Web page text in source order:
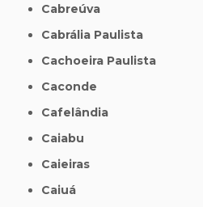
Cabreúva
Cabrália Paulista
Cachoeira Paulista
Caconde
Cafelândia
Caiabu
Caieiras
Caiuá